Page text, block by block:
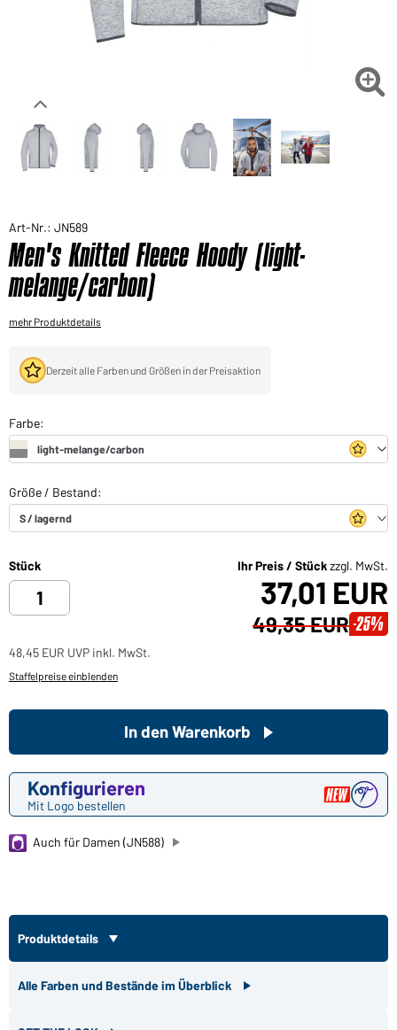
Sie möchten gerne für Ihren privaten Bedarf
einkaufen?

Art-Nr.: JN589
Men's Knitted Fleece Hoody (light-
melange/carbon)
mehr Produktdetails
Derzeit alle Farben und Größen in der Preisaktion
Stück Ihr Preis / Stückzzgl. MwSt.
37,01 EUR
49,35 EUR -25%
48,45 EUR UVP inkl. MwSt.
Staffelpreise einblenden
Konfigurieren
Mit Logo bestellen
In den Warenkorb
Auch für Damen (JN588)
Produktdetails
Alle Farben und Bestände im Überblick